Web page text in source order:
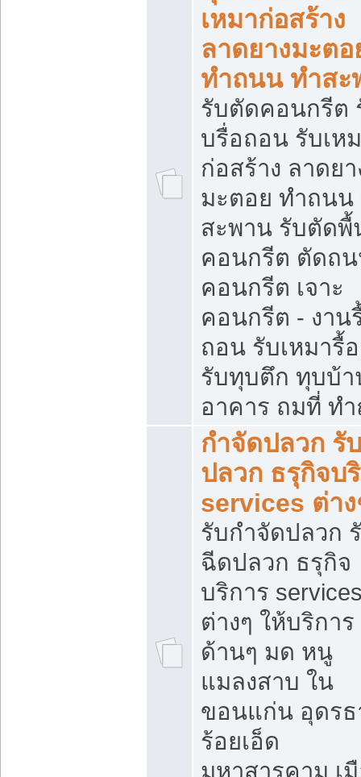
เหมาก่อสร้าง
ลาดยางมะตอ
ทำถนน ทำสะ
รับตัดคอนกรีต
บรื่อถอน รับเห
ก่อสร้าง ลาดยา
มะตอย ทำถนน
สะพาน รับตัดพื้
คอนกรีต ตัดถ
คอนกรีต เจาะ
คอนกรีต - งาน
ถอน รับเหมารื้
รับทุบตึก ทุบบ้า
อาคาร ถมที่ ท
กำจัดปลวก รั
ปลวก ธรุกิจบ
services ต่าง
รับกำจัดปลวก
ฉีดปลวก ธรุกิจ
บริการ
ต่างๆ ให้บริการ
ด้านๆ มด หนู
แมลงสาบ ใน
ขอนแก่น อุดร
ร้อยเอ็ด
มหาสารคาม เ